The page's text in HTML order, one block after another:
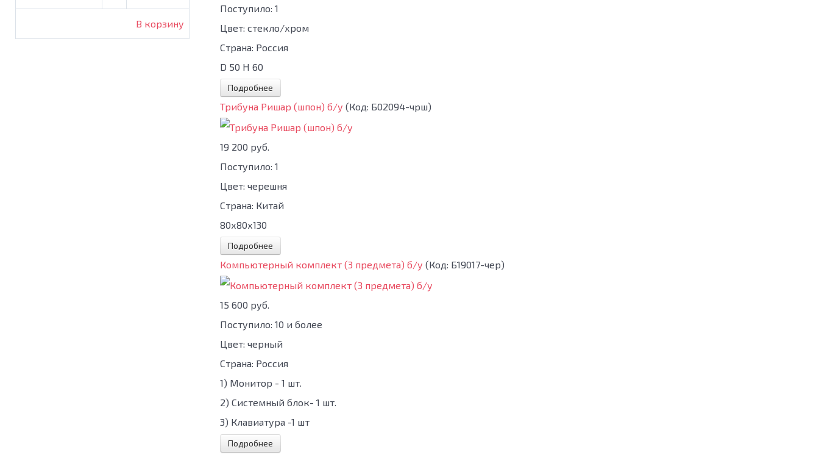
В корзину
Поступило: 1
Цвет: стекло/хром
Страна: Россия
D 50 H 60
Подробнее
Трибуна Ришар (шпон) б/у (Код: Б02094-чрш)
19 200 руб.
Поступило: 1
Цвет: черешня
Страна: Китай
80х80х130
Подробнее
Компьютерный комплект (3 предмета) б/у (Код: Б19017-чер)
15 600 руб.
Поступило: 10 и более
Цвет: черный
Страна: Россия
1) Монитор - 1 шт.
2) Системный блок- 1 шт.
3) Клавиатура -1 шт
Подробнее